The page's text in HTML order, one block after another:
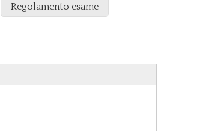
Regolamento esame